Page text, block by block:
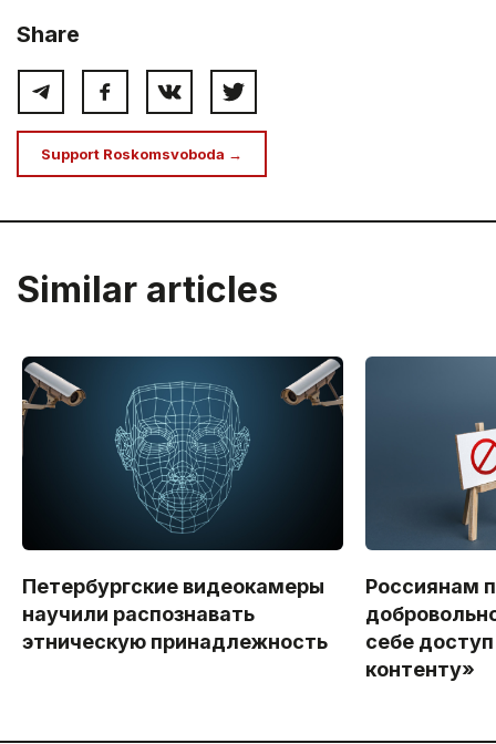
Share
Support Roskomsvoboda →
Similar articles
Петербургские видеокамеры
научили распознавать
этническую принадлежность
Россиянам
себе
контенту»